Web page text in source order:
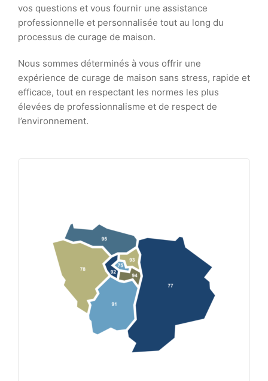
vos questions et vous fournir une assistance
professionnelle et personnalisée tout au long du
processus de curage de maison.
Nous sommes déterminés à vous offrir une
expérience de curage de maison sans stress, rapide et
efficace, tout en respectant les normes les plus
élevées de professionnalisme et de respect de
l’environnement.